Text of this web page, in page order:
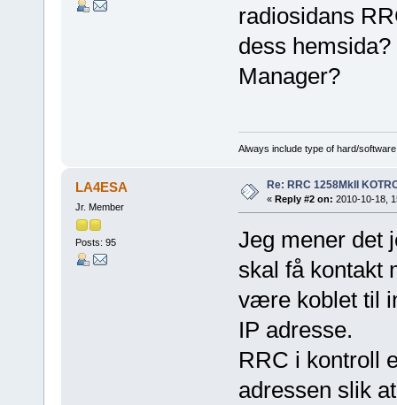
radiosidans
dess
Manager?
Always include type of hard/
LA4ESA
Jr. Member
Posts: 95
Re: RRC 1258MkII
« Reply #2 on: 2010-10-18,
Jeg mener det
skal få kontakt
være koblet til
IP adresse.
RRC i kontroll
adressen slik